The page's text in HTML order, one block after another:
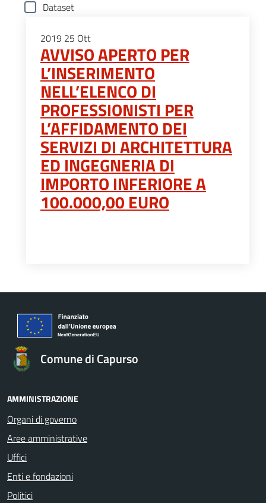
Dataset
2019 25 Ott
AVVISO APERTO PER
L’INSERIMENTO
NELL’ELENCO DI
PROFESSIONISTI PER
L’AFFIDAMENTO DEI
SERVIZI DI ARCHITETTURA
ED INGEGNERIA DI
IMPORTO INFERIORE A
100.000,00 EURO
Comune di Capurso
AMMINISTRAZIONE
Organi di governo
Aree amministrative
Uffici
Enti e fondazioni
Politici